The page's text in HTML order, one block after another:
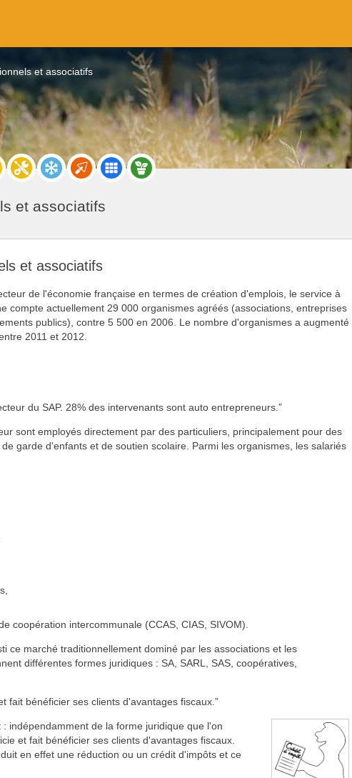
et associatifs
et associatifs
et associatifs
de l'économie française en termes de création d'emplois, le service à
compte actuellement 29 000 organismes agréés (associations, entreprises
publics), contre 5 500 en 2006. Le nombre d'organismes a augmenté
2011 et 2012.
du SAP. 28% des intervenants sont auto entrepreneurs.
sont employés directement par des particuliers, principalement pour des
garde d'enfants et de soutien scolaire. Parmi les organismes, les salariés
coopération intercommunale (CCAS, CIAS, SIVOM).
ce marché traditionnellement dominé par les associations et les
différentes formes juridiques : SA, SARL, SAS, coopératives,
fait bénéficier ses clients d'avantages fiscaux.
indépendamment de la forme juridique que l'on
et fait bénéficier ses clients d'avantages fiscaux.
en effet une réduction ou un crédit d'impôts et ce